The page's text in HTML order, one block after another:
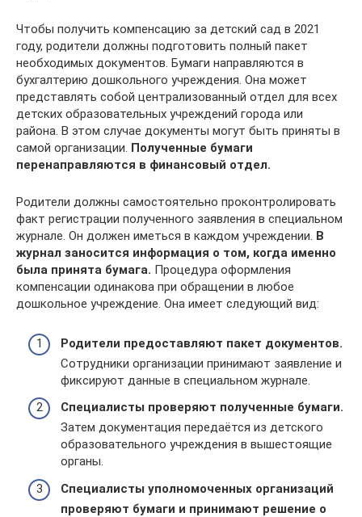
Чтобы получить компенсацию за детский сад в 2021
году, родители должны подготовить полный пакет
необходимых документов. Бумаги направляются в
бухгалтерию дошкольного учреждения. Она может
представлять собой централизованный отдел для всех
детских образовательных учреждений города или
района. В этом случае документы могут быть приняты в
самой организации. Полученные бумаги
перенаправляются в финансовый отдел.
Родители должны самостоятельно проконтролировать
факт регистрации полученного заявления в специальном
журнале. Он должен иметься в каждом учреждении. В
журнал заносится информация о том, когда именно
была принята бумага. Процедура оформления
компенсации одинакова при обращении в любое
дошкольное учреждение. Она имеет следующий вид:
Родители предоставляют пакет документов.
Сотрудники организации принимают заявление и
фиксируют данные в специальном журнале.
Специалисты проверяют полученные бумаги.
Затем документация передаётся из детского
образовательного учреждения в вышестоящие
органы.
Специалисты уполномоченных организаций
проверяют бумаги и принимают решение о